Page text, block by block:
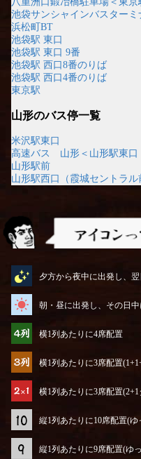
池袋サンシャインバスターミ
浜松町BT
池袋駅 東口
池袋駅 東口 9番
池袋駅 西口8番のりば
池袋駅 西口4番のりば
東京駅
山形のバス停一覧
米沢駅東口
高速バス 山形＜山形駅東
山形駅前
山形駅西口（霞城セントラル
夕方から夜中に出発し、
朝・昼に出発し、その日
横1列あたりに4席配置
横1列あたりに3席配置
横1列あたりに3席配置
縦1列あたりに10席配置(
縦1列あたりに9席配置(ゆ